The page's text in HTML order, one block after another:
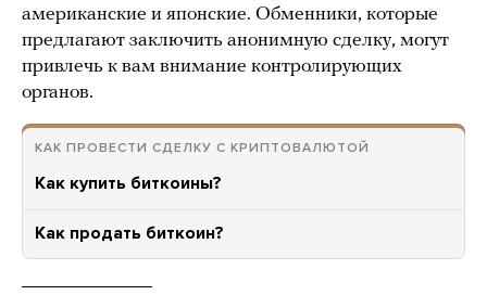
американские и японские. Обменники, которые
предлагают заключить анонимную сделку, могут
привлечь к вам внимание контролирующих
органов.
КАК ПРОВЕСТИ СДЕЛКУ С КРИПТОВАЛЮТОЙ
Как купить биткоины?
Как продать биткоин?